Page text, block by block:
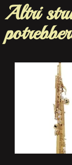
Altri